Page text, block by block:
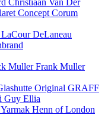
Concept Corum
DeLaneau
MullerFrank Muller
Original GRAFF
Guy Ellia
Henn of London